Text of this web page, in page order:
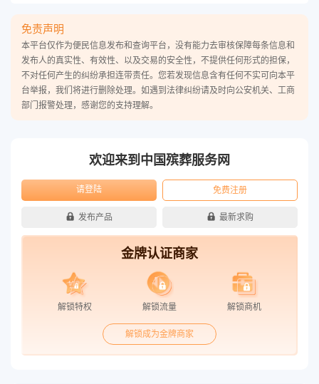
免责声明
本平台仅作为便民信息发布和查询平台，没有能力去审核保障每条信息和
发布人的真实性、有效性、以及交易的安全性，不提供任何形式的担保，
不对任何产生的纠纷承担连带责任。您若发现信息含有任何不实可向本平
台举报，我们将进行删除处理。如遇到法律纠纷请及时向公安机关、工商
部门报警处理，感谢您的支持理解。
欢迎来到中国殡葬服务网
请登陆 免费注册
发布产品 最新求购
金牌认证商家
解锁特权 解锁流量 解锁商机
解锁成为金牌商家